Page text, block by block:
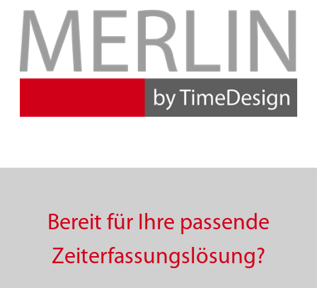
Bereit für Ihre passende
Zeiterfassungslösung?